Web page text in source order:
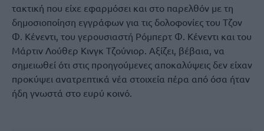
τακτική που είχε εφαρμόσει και στο παρελθόν με τη
δημοσιοποίηση εγγράφων για τις δολοφονίες του Τζον
Φ. Κένεντι, του γερουσιαστή Ρόμπερτ Φ. Κένεντι και του
Μάρτιν Λούθερ Κινγκ Τζούνιορ. Αξίζει, βέβαια, να
σημειωθεί ότι στις προηγούμενες αποκαλύψεις δεν είχαν
προκύψει ανατρεπτικά νέα στοιχεία πέρα από όσα ήταν
ήδη γνωστά στο ευρύ κοινό.